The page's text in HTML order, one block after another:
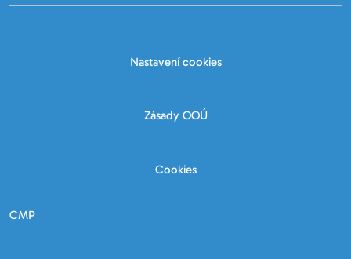
Nastavení cookies
Zásady OOÚ
Cookies
CMP